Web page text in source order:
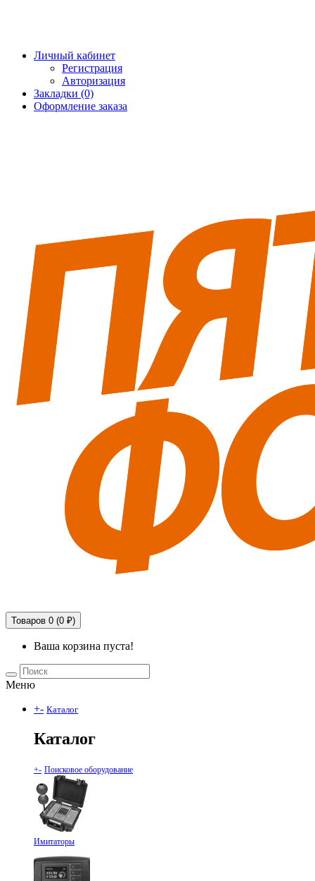
Личный кабинет
Регистрация
Авторизация
Закладки (0)
Оформление заказа
Товаров 0 (0 ₽)
Ваша корзина пуста!
Меню
+- Каталог
Каталог
+- Поисковое оборудование
Имитаторы